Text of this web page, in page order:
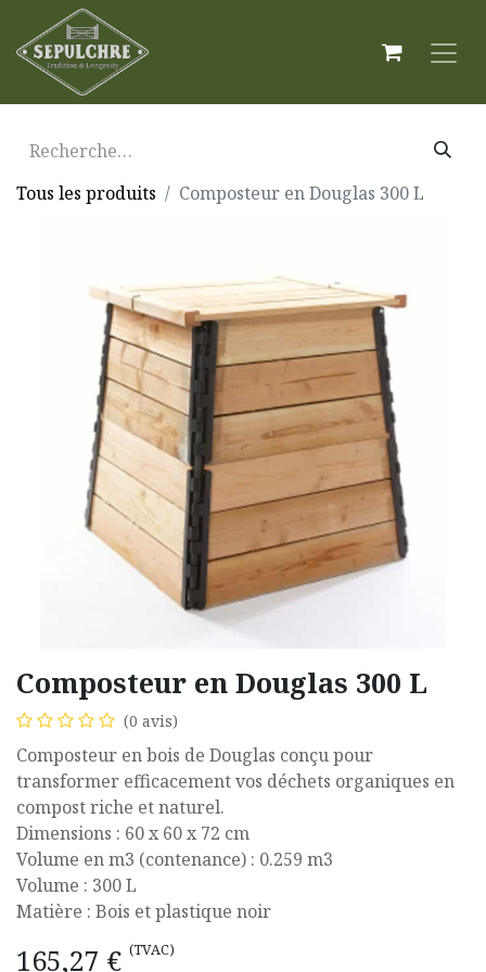
Tous les produits Composteur en Douglas 300 L
Composteur en Douglas 300 L
(0 avis)
Composteur en bois de Douglas conçu pour
transformer efficacement vos déchets organiques en
compost riche et naturel.
Dimensions : 60 x 60 x 72 cm
Volume en m3 (contenance) : 0.259 m3
Volume : 300 L
Matière : Bois et plastique noir
165,27 € (TVAC)